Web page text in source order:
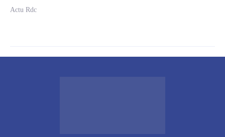
Actu Rdc